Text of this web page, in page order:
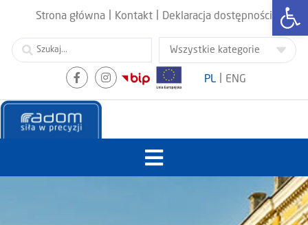
Strona główna Kontakt Deklaracja dostępności
PL ENG